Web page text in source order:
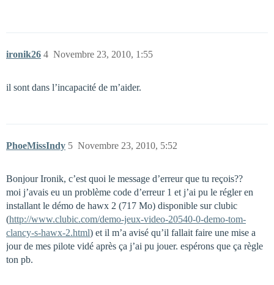
ironik26 Novembre 23, 2010, 1:55
4
il sont dans l’incapacité de m’aider.
PhoeMissIndy Novembre 23, 2010, 5:52
5
Bonjour Ironik, c’est quoi le message d’erreur que tu reçois??
moi j’avais eu un problème code d’erreur 1 et j’ai pu le régler en
installant le démo de hawx 2 (717 Mo) disponible sur clubic
(http://www.clubic.com/demo-jeux-video-20540-0-demo-tom-
clancy-s-hawx-2.html) et il m’a avisé qu’il fallait faire une mise a
jour de mes pilote vidé après ça j’ai pu jouer. espérons que ça règle
ton pb.